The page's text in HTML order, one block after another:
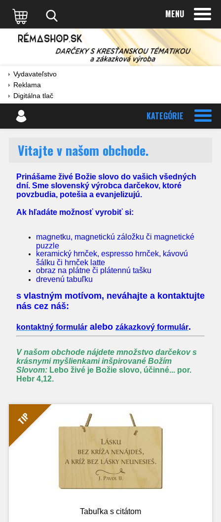
MENU
Vydavateľstvo
Reklama
Digitálna tlač
KATEGÓRIE
Vitajte v našom obchode.
Prinášame živé Božie slovo do vašich všedných
dní. Sme slovenský výrobca darčekov, ktoré
povzbudia, potešia a evanjelizujú.
Ak hľadáte možnosť vyrobiť si:
magnetku, magnetickú záložku či magnetické
puzzle
keramický hrnček, espresso hrnček, kávovú
šálku či hrnček latte
obraz na plátne či plátennú tašku
drevenú tabuľku
s vlastným motívom, neváhajte a kontaktujte
nás cez náš:
kontaktný formulár alebo zákazkový formulár.
V našom obchode nájdete množstvo darčekov s
krásnymi myšlienkami inšpirované Božím
Slovom: Lebo živé je Božie slovo, účinné... por.
Hebr 4,12.
TIP
Tabuľka s citátom